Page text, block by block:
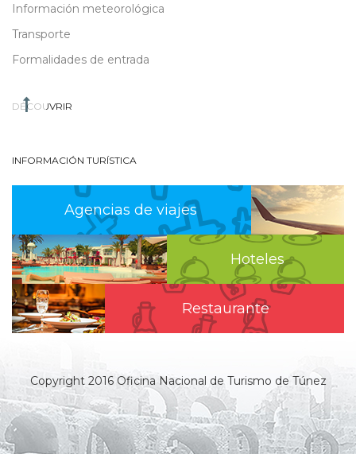
Información meteorológica
Transporte
Formalidades de entrada
DÉCOUVRIR
INFORMACIÓN TURÍSTICA
Agencias de viajes
Hoteles
Restaurante
Copyright 2016 Oficina Nacional de Turismo de Túnez